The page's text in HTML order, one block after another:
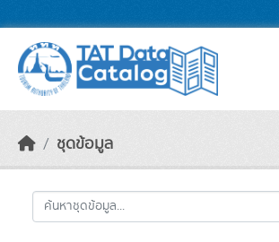
ชุดข้อมูล